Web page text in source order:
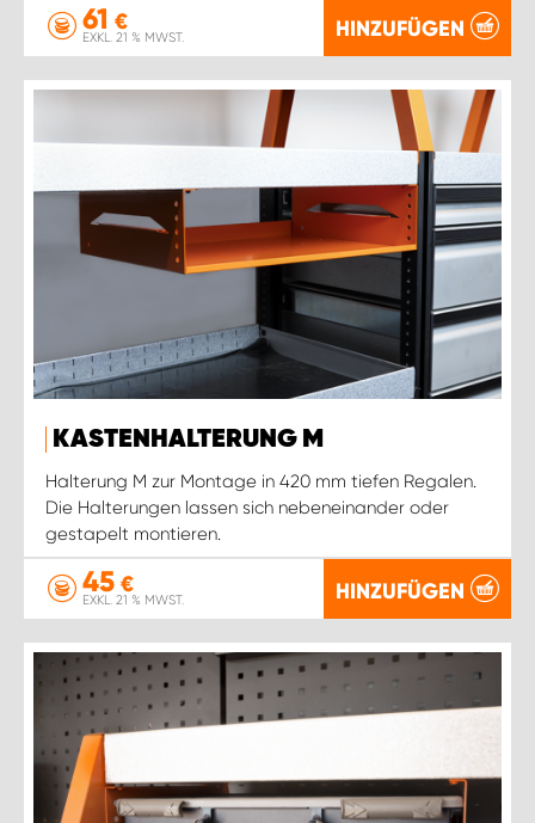
61 €
EXKL. 21 % MWST. HINZUFÜGEN
KASTENHALTERUNG M
Halterung M zur Montage in 420 mm tiefen Regalen.
Die Halterungen lassen sich nebeneinander oder
gestapelt montieren.
45 €
EXKL. 21 % MWST. HINZUFÜGEN